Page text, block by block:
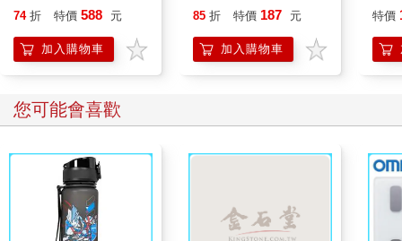
74 折 特價 588 元
加入購物車
萄(限量)
85 折 特價 187 元
加入購物車
特價
您可能會喜歡